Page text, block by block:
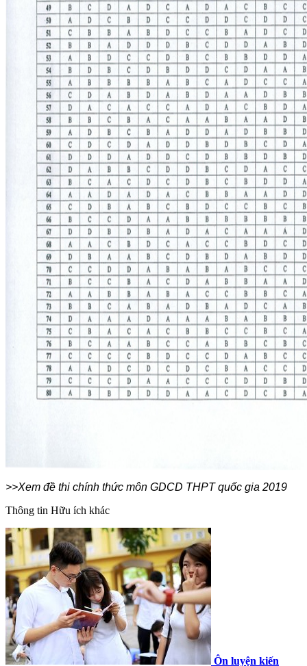
>>Xem đề thi chính thức môn GDCD THPT quốc gia 2019
Thông tin Hữu ích khác
Ôn luyện kiến